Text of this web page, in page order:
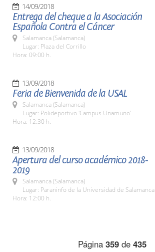
14/09/2018
Entrega del cheque a la Asociación
Española Contra el Cáncer
Salamanca (Salamanca)
Lugar: Plaza del Corrillo
Hora: 09:00 h.
13/09/2018
Feria de Bienvenida de la USAL
Salamanca (Salamanca)
Lugar: Polideportivo 'Campus Unamuno'
Hora: 12:30 h.
13/09/2018
Apertura del curso académico 2018-
2019
Salamanca (Salamanca)
Lugar: Paraninfo de la Universidad de Salamanca
Hora: 12:00 h.
Página 359de 435